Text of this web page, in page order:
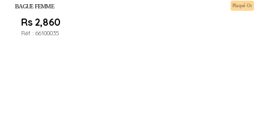
Plaqué Or
BAGUE FEMME
Rs 2,860
Réf : 66100035